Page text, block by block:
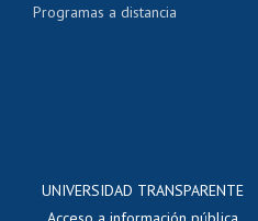
Programas a distancia
UNIVERSIDAD TRANSPARENTE